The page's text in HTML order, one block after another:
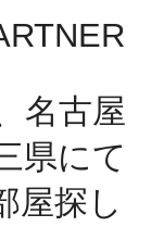
名古屋
県にて
屋探し